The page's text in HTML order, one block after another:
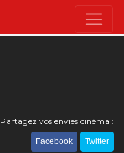
Partagez vos envies cinéma :
Facebook Twitter